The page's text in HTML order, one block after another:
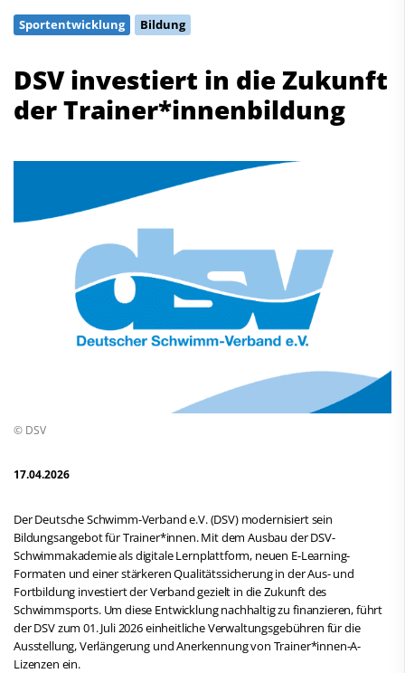
Sportentwicklung Bildung
DSV investiert in die Zukunft
der Trainer*innenbildung
© DSV
17.04.2026
Der Deutsche Schwimm-Verband e.V. (DSV) modernisiert sein
Bildungsangebot für Trainer*innen. Mit dem Ausbau der DSV-
Schwimmakademie als digitale Lernplattform, neuen E-Learning-
Formaten und einer stärkeren Qualitätssicherung in der Aus- und
Fortbildung investiert der Verband gezielt in die Zukunft des
Schwimmsports. Um diese Entwicklung nachhaltig zu finanzieren, führt
der DSV zum 01. Juli 2026 einheitliche Verwaltungsgebühren für die
Ausstellung, Verlängerung und Anerkennung von Trainer*innen-A-
Lizenzen ein.
Schwimmen
Wasserspringen
Wasserball
Synchronschwimmen
Deutscher Schwimm-Verband e.V.
D-34132 Kassel
Fax: +49 561 94083-15
info@dsv.de